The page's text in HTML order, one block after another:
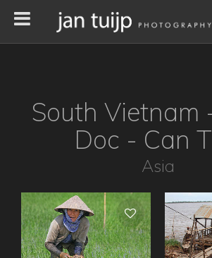
South Vietnam
Doc - Can
Asia